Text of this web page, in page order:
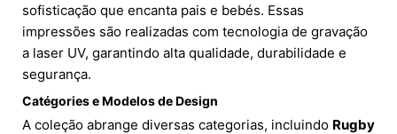
sofisticação que encanta pais e bebés. Essas
impressões são realizadas com tecnologia de gravação
a laser UV, garantindo alta qualidade, durabilidade e
segurança.
Catégories e Modelos de Design
A coleção abrange diversas categorias, incluindo Rugby